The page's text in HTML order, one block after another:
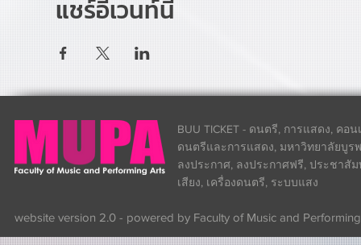
แชร์อีเวนท์นี้
BUU TICKET - ดนตรี, การแสดง, คอ
ดนตรีและการแสดง, มหาวิทยาลัยบูร
ลงประกาศ, ลงประกาศฟรี, ประชาสั
เสียง, เครื่องดนตรี, ระบบแสง
website version 2.0 - powered by Faculty of Music and